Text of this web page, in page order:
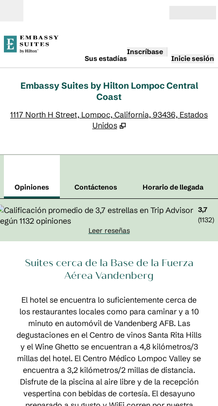
Sus estadías
Inscríbase
Inicie sesión
Embassy Suites by Hilton Lompoc Central
Coast
1117 North H Street, Lompoc, California, 93436, Estados
Unidos
Opiniones Contáctenos
Horario de llegada
3,7
(1132)
Leer reseñas
Suites cerca de la Base de la Fuerza
Aérea Vandenberg
El hotel se encuentra lo suficientemente cerca de
los restaurantes locales como para caminar y a 10
minuto en automóvil de Vandenberg AFB. Las
degustaciones en el Centro de vinos Santa Rita Hills
y el Wine Ghetto se encuentran a 4,8 kilómetros/3
millas del hotel. El Centro Médico Lompoc Valley se
encuentra a 3,2 kilómetros/2 millas de distancia.
Disfrute de la piscina al aire libre y de la recepción
vespertina con bebidas de cortesía. El desayuno